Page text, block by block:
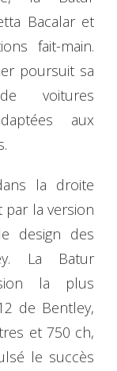
Bacalar et
fait-main.
poursuit sa
voitures
aux
la droite
par la version
design des
La Batur
la plus
de Bentley,
et 750 ch,
le succès